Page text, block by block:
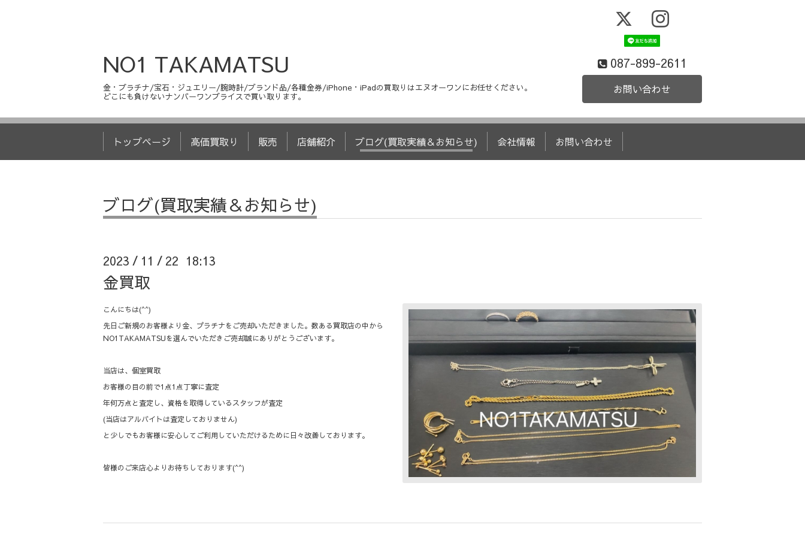
NO1 TAKAMATSU
金・プラチナ/宝石・ジュエリー/腕時計/ブランド品/各種金券/iPhone・iPadの買取りはエヌオーワンにお任せください。
どこにも負けないナンバーワンプライスで買い取ります。
087-899-2611
お問い合わせ
トップページ 高価買取り 販売 店舗紹介 ブログ(買取実績＆お知らせ) 会社情報 お問い合わせ
ブログ(買取実績＆お知らせ)
2023 / 11 / 22 18:13
金買取
こんにちは(^^)
先日ご新規のお客様より金、プラチナをご売却いただきました。数ある買取店の中から
NO1TAKAMATSUを選んでいただきご売却誠にありがとうございます。
当店は、個室買取
お客様の目の前で1点1点丁寧に査定
年何万点と査定し、資格を取得しているスタッフが査定
(当店はアルバイトは査定しておりません)
と少しでもお客様に安心してご利用していただけるために日々改善しております。
皆様のご来店心よりお待ちしております(^^)